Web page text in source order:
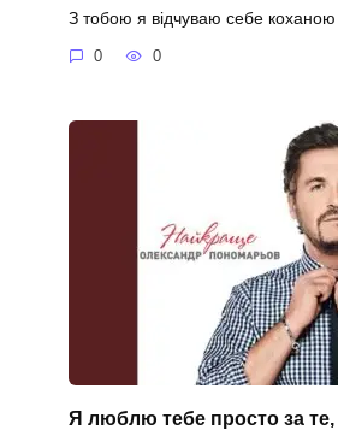
З тобою я відчуваю себе
0 0
Я люблю тебе просто за